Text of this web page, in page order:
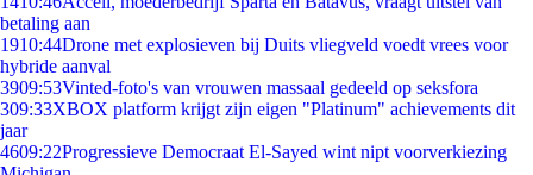
betaling aan
1910:44Drone met explosieven bij Duits vliegveld voedt vrees voor
hybride aanval
3909:53Vinted-foto's van vrouwen massaal gedeeld op seksfora
309:33XBOX platform krijgt zijn eigen "Platinum" achievements dit
jaar
4609:22Progressieve Democraat El-Sayed wint nipt voorverkiezing